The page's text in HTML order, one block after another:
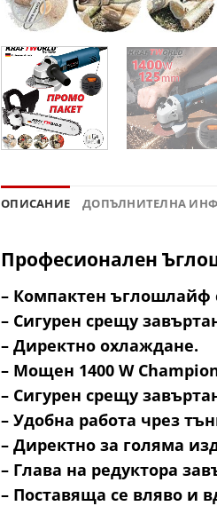
ОПИСАНИЕ ДОПЪЛНИТЕЛНА
Професионален
– Компактен ъглошлайф
– Сигурен срещу
– Директно охлаждане.
– Мощен 1400 W
– Сигурен срещу
– Удобна работа чрез
– Директно за голяма
– Глава на редуктора
– Поставяща се вляво и